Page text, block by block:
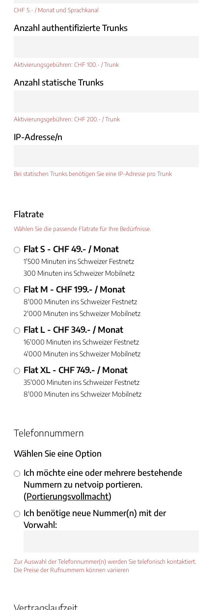
CHF 5.- / Monat und Sprachkanal
Anzahl authentifizierte Trunks
Aktivierungsgebühren: CHF 100.- / Trunk
Anzahl statische Trunks
Aktivierungsgebühren: CHF 200.- / Trunk
IP-Adresse/n
Bei statischen Trunks benötigen Sie eine IP-Adresse pro Trunk
Flatrate
Wählen Sie die passende Flatrate für Ihre Bedürfnisse.
Flat S - CHF 49.- / Monat
1'500 Minuten ins Schweizer Festnetz
300 Minuten ins Schweizer Mobilnetz
Flat M - CHF 199.- / Monat
8'000 Minuten ins Schweizer Festnetz
2'000 Minuten ins Schweizer Mobilnetz
Flat L - CHF 349.- / Monat
16'000 Minuten ins Schweizer Festnetz
4'000 Minuten ins Schweizer Mobilnetz
Flat XL - CHF 749.- / Monat
35'000 Minuten ins Schweizer Festnetz
8'000 Minuten ins Schweizer Mobilnetz
Telefonnummern
Wählen Sie eine Option
Ich möchte eine oder mehrere bestehende
Nummern zu netvoip portieren.
(Portierungsvollmacht)
Ich benötige neue Nummer(n) mit der
Vorwahl:
Zur Auswahl der Telefonnummer(n) werden Sie telefonisch kontaktiert.
Die Preise der Rufnummern können variieren